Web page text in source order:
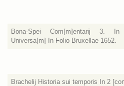
Bona-Spei Com[m]entarij 3. In
Universa[m] In Folio Bruxellae 1652.
Brachelij Historia sui temporis In 2